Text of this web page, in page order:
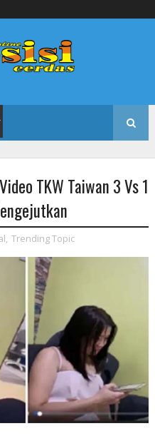
TKW Taiwan 3 Vs 1
, Trending Topic